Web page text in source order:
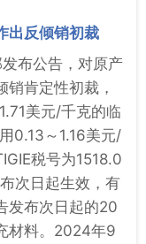
出反倾销初裁
布公告，对原产
肯定性初裁，
美元/千克的临
0.13～1.16美元/
税号为1518.0
次日起生效，有
发布次日起的20
材料。2024年9